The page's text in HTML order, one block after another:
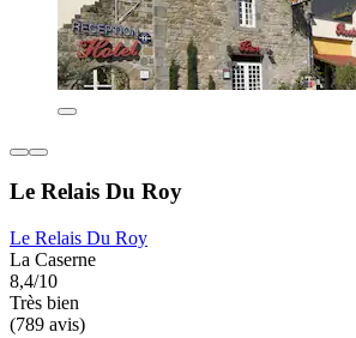
Le Relais Du Roy
Le Relais Du Roy
La Caserne
8,4/10
Très bien
(789 avis)